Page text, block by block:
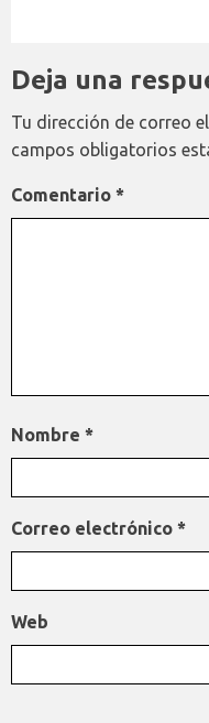
Deja una
Tu dirección de correo
campos obligatorios
Comentario *
Nombre *
Correo electrónico *
Web